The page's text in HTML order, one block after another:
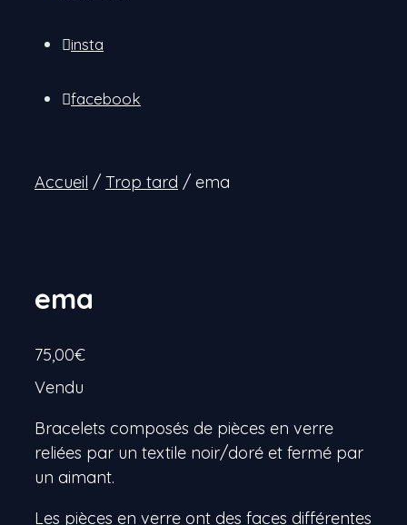
insta
facebook
Accueil / Trop tard / ema
ema
75,00€
Vendu
Bracelets composés de pièces en verre
reliées par un textile noir/doré et fermé par
un aimant.
Les pièces en verre ont des faces différentes